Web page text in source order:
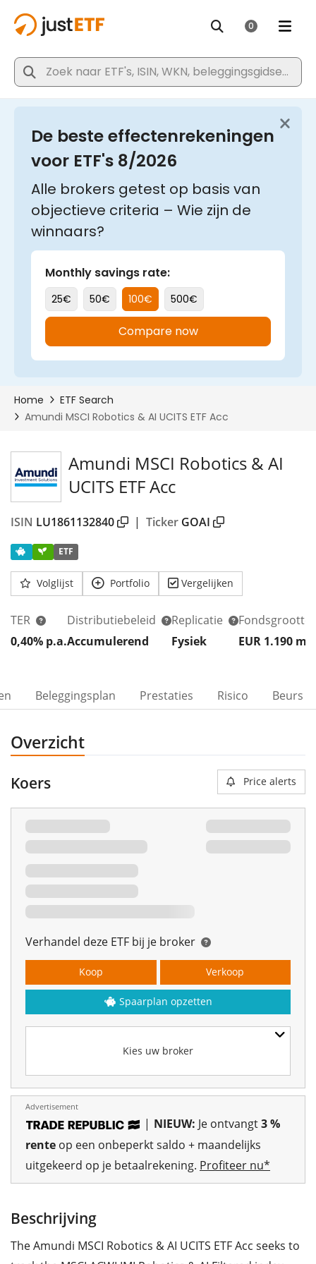
Amundi MSCI Robotics & AI
UCITS ETF Acc
ISIN LU1861132840 | Ticker GOAI
ETF
Volglijst Portfolio Vergelijken
TER
0,40% p.a.
Distributiebeleid
Accumulerend
Replicatie
Fysiek
Fondsgrootte
EUR 1.190 m
Beleggingsplan Prestaties Risico Beurs
Overzicht
Koers Price alerts
Verhandel deze ETF bij je broker
Kies uw broker
Koop Verkoop
Spaarplan opzetten
Advertisement
| NIEUW: Je ontvangt3 %
rente op een onbeperkt saldo + maandelijks
uitgekeerd op je betaalrekening. Profiteer nu*
Beschrijving
The Amundi MSCI Robotics & AI UCITS ETF Acc seeks to